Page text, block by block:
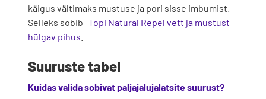
käigus vältimaks mustuse ja pori sisse imbumist.
Selleks sobib Topi Natural Repel vett ja mustust
hülgav pihus
Suuruste tabel
Kuidas valida sobivat paljajalujalatsite suurust?